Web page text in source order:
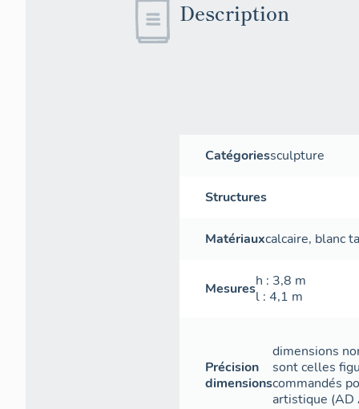
Description
Catégoriessculpture
Structures
Matériauxcalcaire, blanc
Mesuresh : 3,8 m
l : 4,1 m
Précision
dimensions
dimensions
sont celles
commandés
artistique